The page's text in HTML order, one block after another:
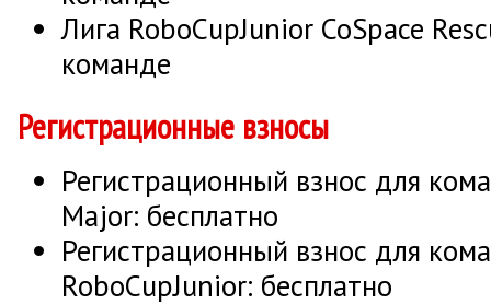
Лига RoboCupJunior CoSpace
команде
Регистрационные взносы
Регистрационный взнос для
Major: бесплатно
Регистрационный взнос для
RoboCupJunior: бесплатно